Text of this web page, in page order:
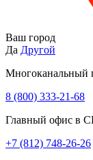
Ваш город
Да Другой
Многоканальный
8 (800) 333‑21-68
Главный офис в
+7 (812) 748-26-26